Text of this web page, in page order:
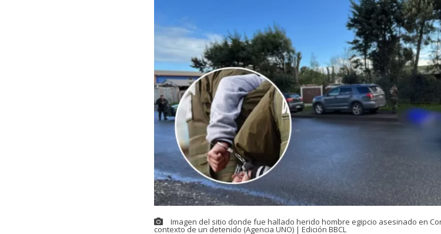
Imagen del sitio donde fue hallado herido hombre egipcio asesinado en
contexto de un detenido (Agencia UNO) | Edición BBCL